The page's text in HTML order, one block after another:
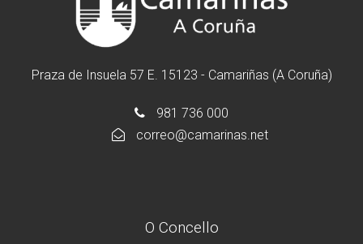
Praza de Insuela 57 E. 15123 - Camariñas (A Coruña)
981 736 000
correo@camarinas.net
O Concello